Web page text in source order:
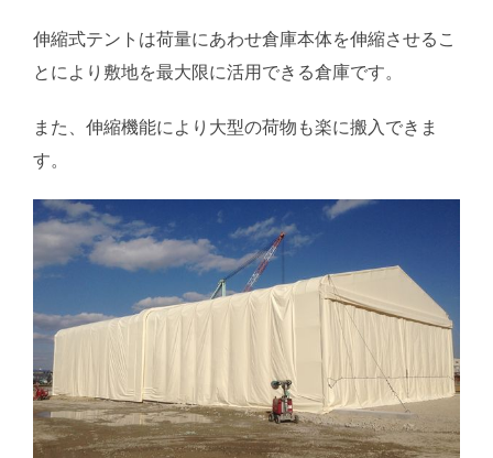
伸縮式テントは荷量にあわせ倉庫本体を伸縮させるこ
とにより敷地を最大限に活用できる倉庫です。
また、伸縮機能により大型の荷物も楽に搬入できま
す。